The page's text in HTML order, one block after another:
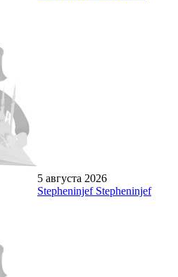
5 августа 2026
Stepheninjef Stepheninjef